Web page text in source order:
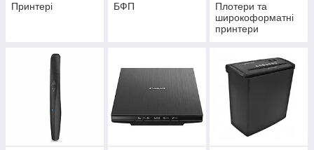
Принтері БФП
Плотери та
широкоформатні
принтери